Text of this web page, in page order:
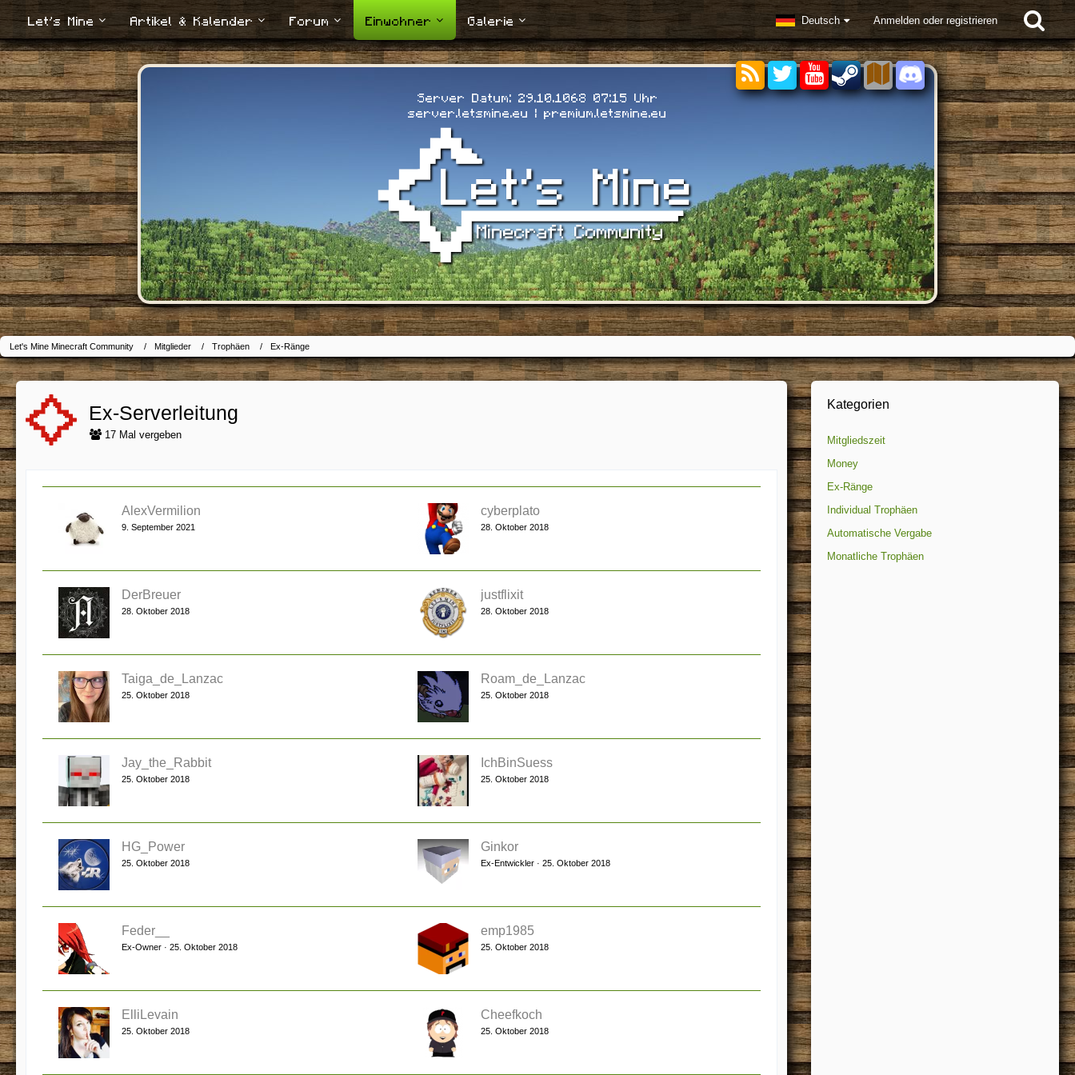
Let's Mine Artikel & Kalender Forum Einwohner Galerie Deutsch Anmelden oder registrieren
Server Datum: 29.10.1068 07:15 Uhr
server.letsmine.eu | premium.letsmine.eu
Let's Mine Minecraft Community Mitglieder Trophäen Ex-Ränge
Ex-Serverleitung
17 Mal vergeben
AlexVermilion
9. September 2021
cyberplato
28. Oktober 2018
DerBreuer
28. Oktober 2018
justflixit
28. Oktober 2018
Taiga_de_Lanzac
25. Oktober 2018
Roam_de_Lanzac
25. Oktober 2018
Jay_the_Rabbit
25. Oktober 2018
IchBinSuess
25. Oktober 2018
HG_Power
25. Oktober 2018
Ginkor
Ex-Entwickler 25. Oktober 2018
Feder__
Ex-Owner 25. Oktober 2018
emp1985
25. Oktober 2018
ElliLevain
25. Oktober 2018
Cheefkoch
25. Oktober 2018
Kategorien
Mitgliedszeit
Money
Ex-Ränge
Individual Trophäen
Automatische Vergabe
Monatliche Trophäen